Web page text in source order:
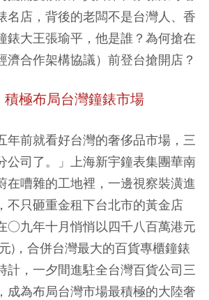
名店，背後的老闆不是台灣人、香
錶大王張瑜平，他是誰？為何搶在
濟合作架構協議）前登台搶開店？
極布局台灣鐘錶市場
年前就看好台灣的奢侈品市場，三
公司了。」上海新宇鐘表集團華南
在嘈雜的工地裡，一邊視察裝潢進
不只砸重金租下台北市的黃金店
○九年十月悄悄以四千八百萬港元
)，合併台灣最大的百貨專櫃鐘錶
，一夕間進駐全台灣百貨公司三
成為布局台灣市場最積極的大陸奢